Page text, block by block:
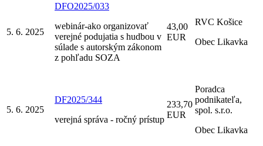
5. 6. 2025
DFO2025/033
webinár-ako organizovať
verejné podujatia s hudbou v
súlade s autorským zákonom
z pohľadu SOZA
43,00
EUR
RVC Košice
Obec Likavka
5. 6. 2025
DF2025/344
verejná správa - ročný prístup
233,70
EUR
Poradca
podnikateľa,
spol. s.r.o.
Obec Likavka